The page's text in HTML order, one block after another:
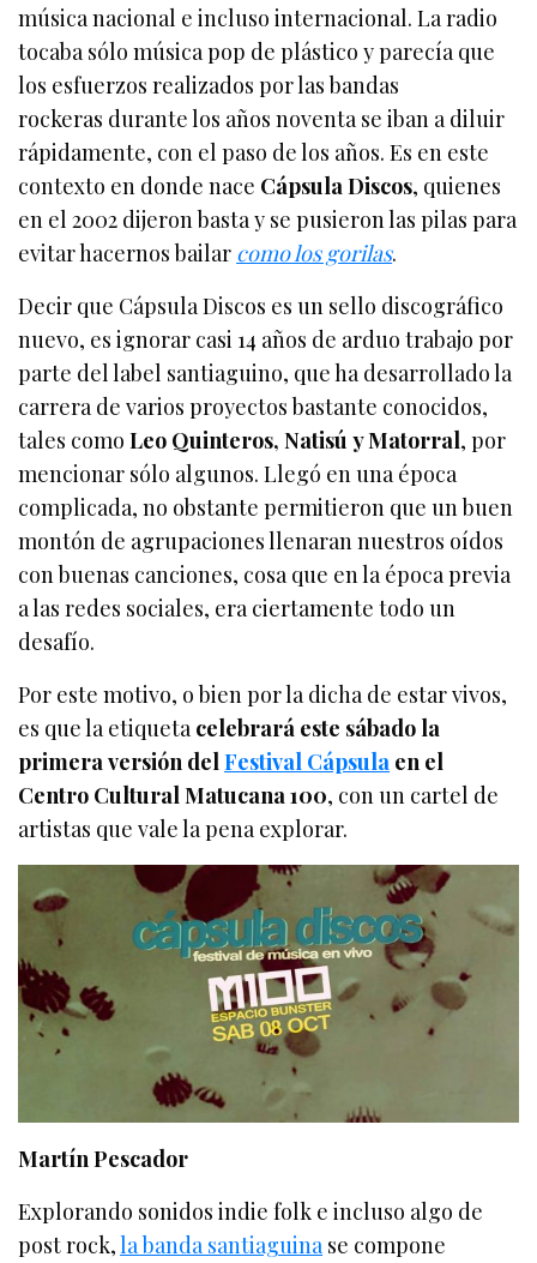
música nacional e incluso internacional. La radio
tocaba sólo música pop de plástico y parecía que
los esfuerzos realizados por las bandas
rockeras durante los años noventa se iban a diluir
rápidamente, con el paso de los años. Es en este
contexto en donde nace Cápsula Discos, quienes
en el 2002 dijeron basta y se pusieron las pilas para
evitar hacernos bailar como los gorilas.
Decir que Cápsula Discos es un sello discográfico
nuevo, es ignorar casi 14 años de arduo trabajo por
parte del label santiaguino, que ha desarrollado la
carrera de varios proyectos bastante conocidos,
tales comoLeo Quinteros, Natisú y Matorral, por
mencionar sólo algunos. Llegó en una época
complicada, no obstante permitieron que un buen
montón de agrupaciones llenaran nuestros oídos
con buenas canciones, cosa que en la época previa
a las redes sociales, era ciertamente todo un
desafío.
Por este motivo, o bien por la dicha de estar vivos,
es que la etiquetacelebrará este sábado la
primera versión delFestival Cápsula en el
Centro Cultural Matucana 100, con un cartel de
artistas que vale la pena explorar.
Martín Pescador
Explorando sonidos indie folk e incluso algo de
post rock,la banda santiaguinase compone